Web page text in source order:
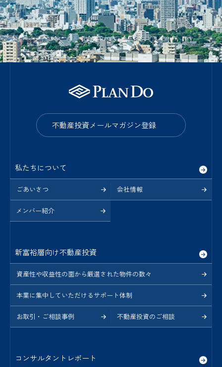
不動産投資メールマガジン登録
私たちについて
ごあいさつ 会社情報
メンバー紹介
新富裕層向け不動産投資
資産性や収益性の面から厳選された物件の数々
本業に集中していただけるサポート体制
お取引・ご相談事例 不動産投資のご相談
コンサルタントレポート